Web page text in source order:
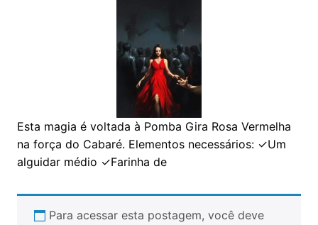
Esta magia é voltada à Pomba Gira Rosa Vermelha
na força do Cabaré. Elementos necessários: ✓Um
alguidar médio ✓Farinha de
Para acessar esta postagem, você deve